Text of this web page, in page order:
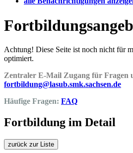
Achtung! Diese Seite ist noch nicht für
optimiert.
Zentraler E-Mail Zugang für Fragen
fortbildung@lasub.smk.sachsen.de
Häufige Fragen: FAQ
Fortbildung im Detail
zurück zur Liste